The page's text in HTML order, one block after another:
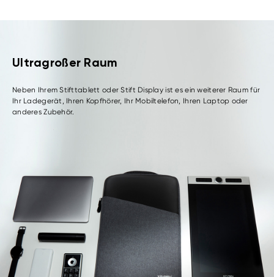
Ultragroßer Raum
Neben Ihrem Stifttablett oder Stift Display ist es ein weiterer Raum für
Ihr Ladegerät, Ihren Kopfhörer, Ihr Mobiltelefon, Ihren Laptop oder
anderes Zubehör.